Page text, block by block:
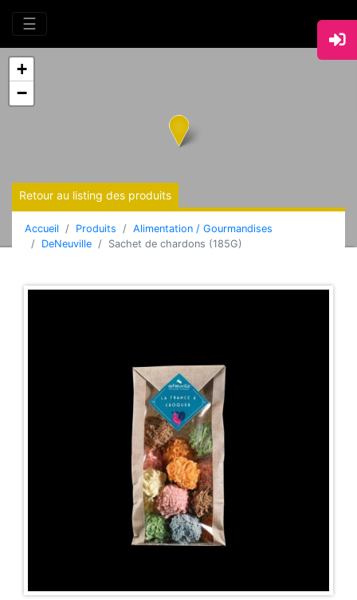
☰
+
−
Retour au listing des produits
Accueil Produits
Alimentation / Gourmandises
DeNeuville
Sachet de chardons (185G)